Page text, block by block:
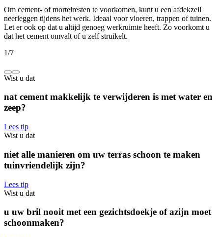
Om cement- of mortelresten te voorkomen, kunt u een afdekzeil
neerleggen tijdens het werk. Ideaal voor vloeren, trappen of tuinen.
Let er ook op dat u altijd genoeg werkruimte heeft. Zo voorkomt u
dat het cement omvalt of u zelf struikelt.
1/7
Wist u dat
nat cement makkelijk te verwijderen is met water en
zeep?
Lees tip
Wist u dat
niet alle manieren om uw terras schoon te maken
tuinvriendelijk zijn?
Lees tip
Wist u dat
u uw bril nooit met een gezichtsdoekje of azijn moet
schoonmaken?